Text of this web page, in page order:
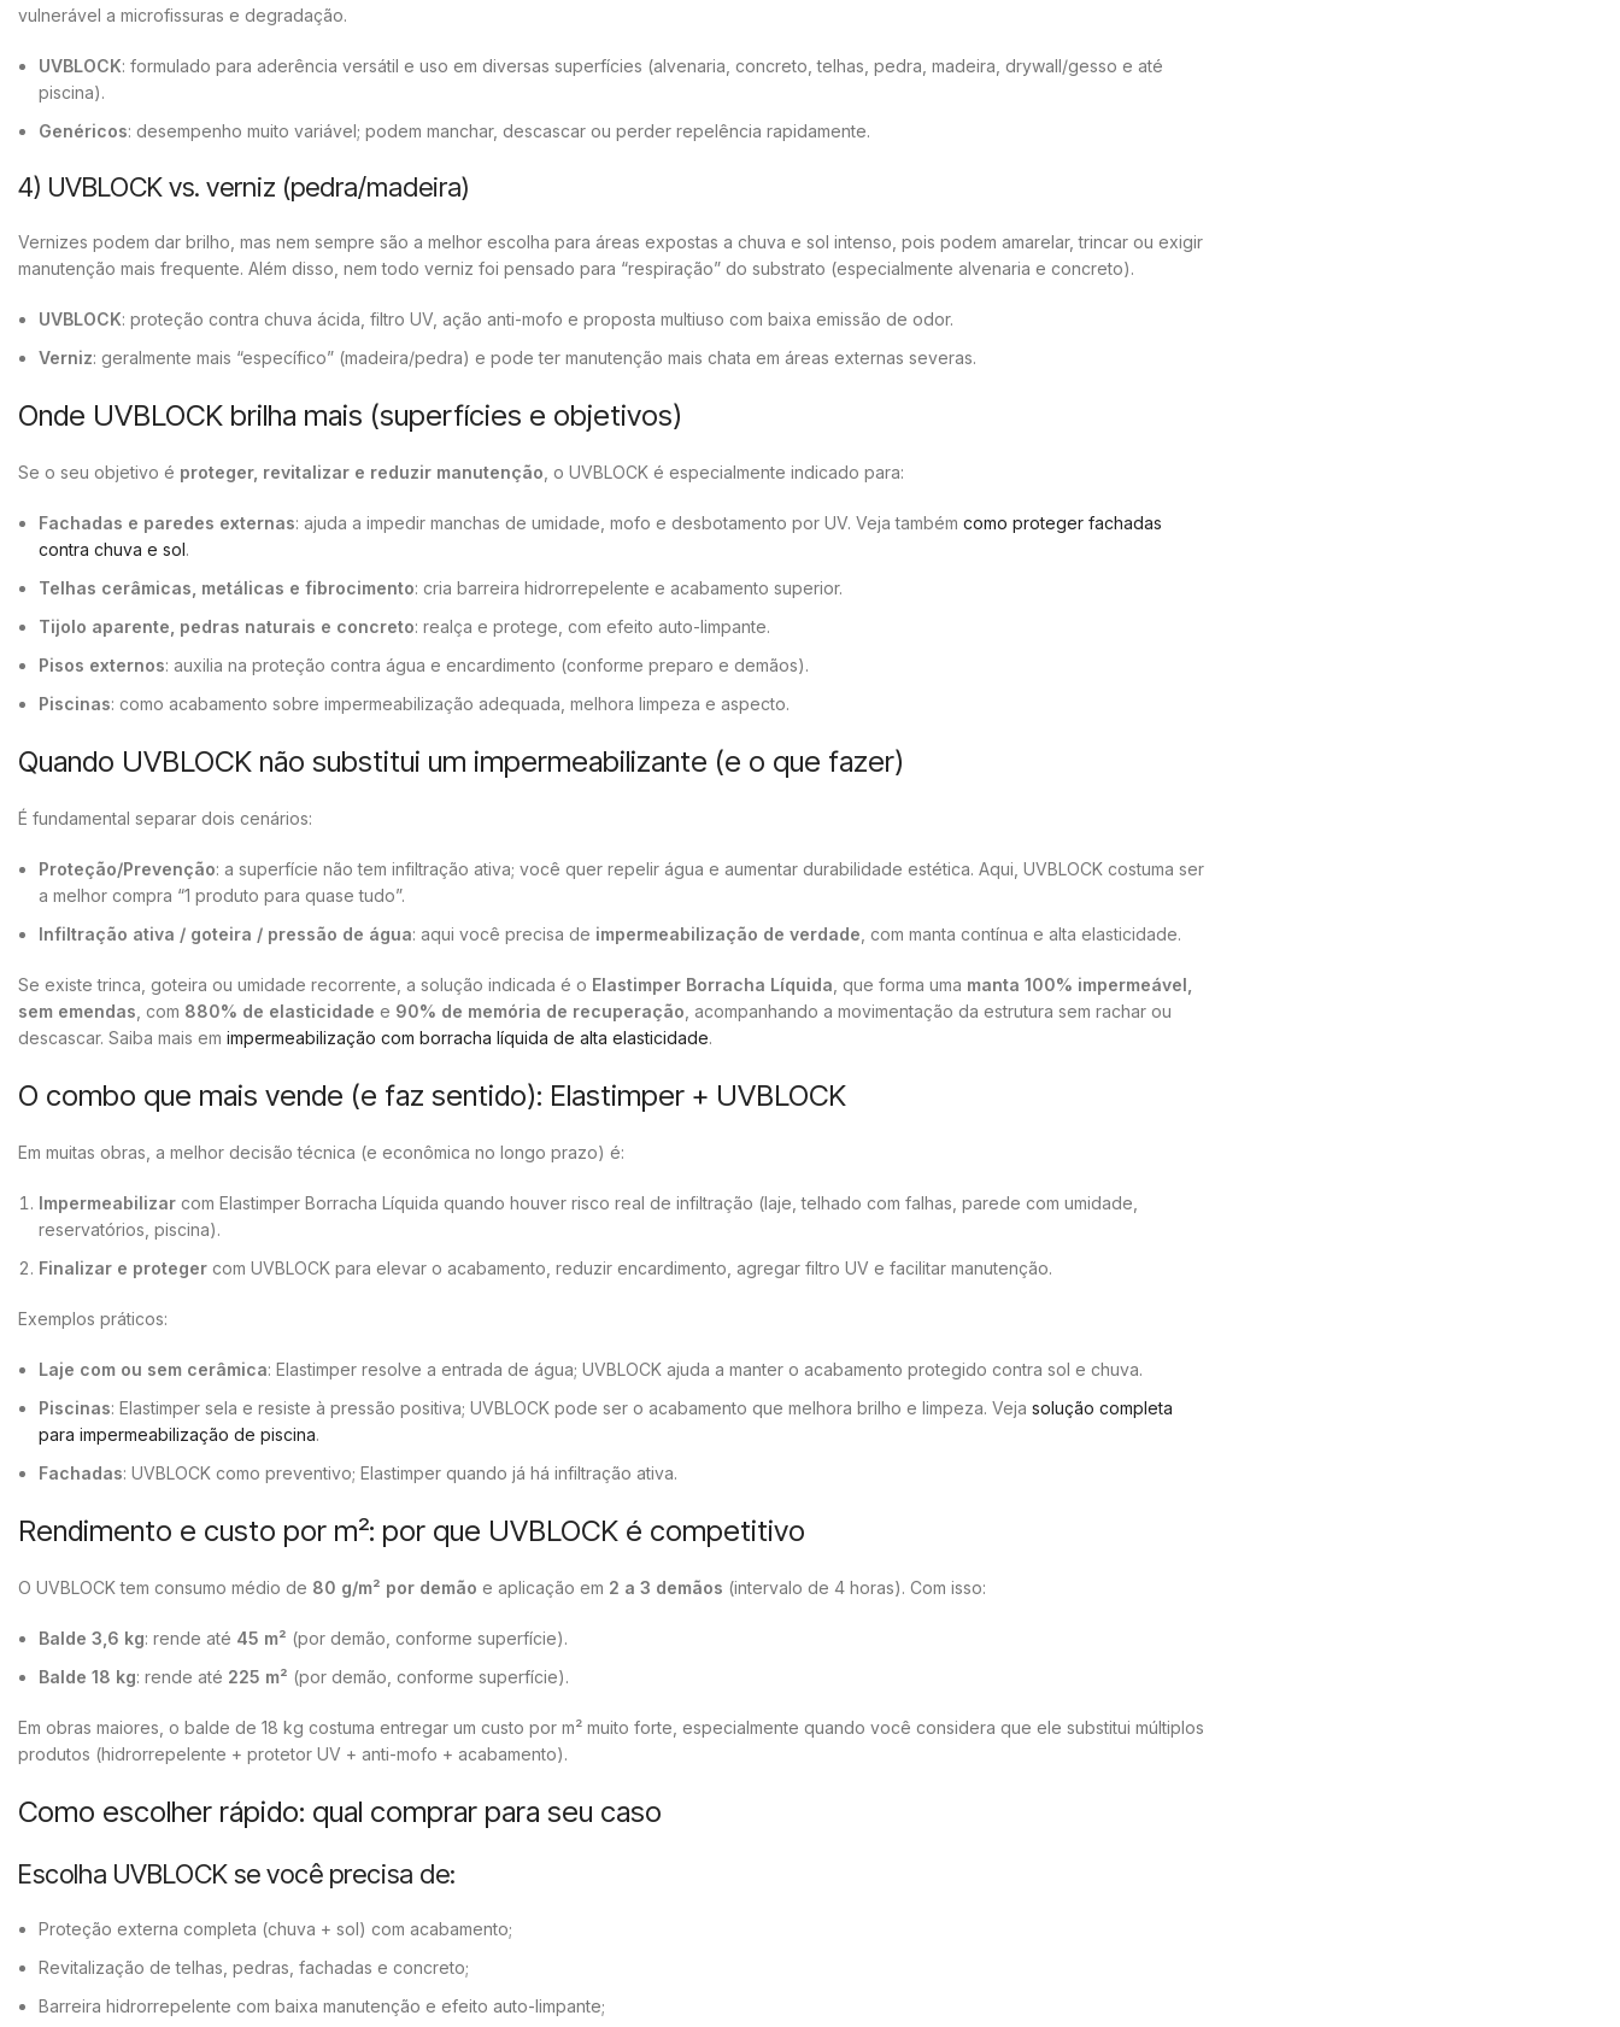
vulnerável a microfissuras e degradação.
UVBLOCK: formulado para aderência versátil e uso em diversas superfícies (alvenaria, concreto, telhas, pedra, madeira, drywall/gesso e até
piscina).
Genéricos: desempenho muito variável; podem manchar, descascar ou perder repelência rapidamente.
4) UVBLOCK vs. verniz (pedra/madeira)
Vernizes podem dar brilho, mas nem sempre são a melhor escolha para áreas expostas a chuva e sol intenso, pois podem amarelar, trincar ou exigir
manutenção mais frequente. Além disso, nem todo verniz foi pensado para “respiração” do substrato (especialmente alvenaria e concreto).
UVBLOCK: proteção contra chuva ácida, filtro UV, ação anti-mofo e proposta multiuso com baixa emissão de odor.
Verniz: geralmente mais “específico” (madeira/pedra) e pode ter manutenção mais chata em áreas externas severas.
Onde UVBLOCK brilha mais (superfícies e objetivos)
Se o seu objetivo é proteger, revitalizar e reduzir manutenção , o UVBLOCK é especialmente indicado para:
Fachadas e paredes externas: ajuda a impedir manchas de umidade, mofo e desbotamento por UV. Veja também como proteger fachadas
contra chuva e sol.
Telhas cerâmicas, metálicas e fibrocimento: cria barreira hidrorrepelente e acabamento superior.
Tijolo aparente, pedras naturais e concreto: realça e protege, com efeito auto-limpante.
Pisos externos: auxilia na proteção contra água e encardimento (conforme preparo e demãos).
Piscinas: como acabamento sobre impermeabilização adequada, melhora limpeza e aspecto.
Quando UVBLOCK não substitui um impermeabilizante (e o que fazer)
É fundamental separar dois cenários:
Proteção/Prevenção: a superfície não tem infiltração ativa; você quer repelir água e aumentar durabilidade estética. Aqui, UVBLOCK costuma ser
a melhor compra “1 produto para quase tudo”.
Infiltração ativa / goteira / pressão de água: aqui você precisa de impermeabilização de verdade , com manta contínua e alta elasticidade.
Se existe trinca, goteira ou umidade recorrente, a solução indicada é o Elastimper Borracha Líquida , que forma uma manta 100% impermeável,
sem emendas , com 880% de elasticidade e 90% de memória de recuperação , acompanhando a movimentação da estrutura sem rachar ou
descascar. Saiba mais em impermeabilização com borracha líquida de alta elasticidade.
O combo que mais vende (e faz sentido): Elastimper + UVBLOCK
Em muitas obras, a melhor decisão técnica (e econômica no longo prazo) é:
Impermeabilizar com Elastimper Borracha Líquida quando houver risco real de infiltração (laje, telhado com falhas, parede com umidade,
reservatórios, piscina).
Finalizar e proteger com UVBLOCK para elevar o acabamento, reduzir encardimento, agregar filtro UV e facilitar manutenção.
Exemplos práticos:
Laje com ou sem cerâmica: Elastimper resolve a entrada de água; UVBLOCK ajuda a manter o acabamento protegido contra sol e chuva.
Piscinas: Elastimper sela e resiste à pressão positiva; UVBLOCK pode ser o acabamento que melhora brilho e limpeza. Veja solução completa
para impermeabilização de piscina.
Fachadas: UVBLOCK como preventivo; Elastimper quando já há infiltração ativa.
Rendimento e custo por m²: por que UVBLOCK é competitivo
O UVBLOCK tem consumo médio de 80 g/m² por demão e aplicação em 2 a 3 demãos (intervalo de 4 horas). Com isso:
Balde 3,6 kg: rende até 45 m² (por demão, conforme superfície).
Balde 18 kg: rende até 225 m² (por demão, conforme superfície).
Em obras maiores, o balde de 18 kg costuma entregar um custo por m² muito forte, especialmente quando você considera que ele substitui múltiplos
produtos (hidrorrepelente + protetor UV + anti-mofo + acabamento).
Como escolher rápido: qual comprar para seu caso
Escolha UVBLOCK se você precisa de:
Proteção externa completa (chuva + sol) com acabamento;
Revitalização de telhas, pedras, fachadas e concreto;
Barreira hidrorrepelente com baixa manutenção e efeito auto-limpante;